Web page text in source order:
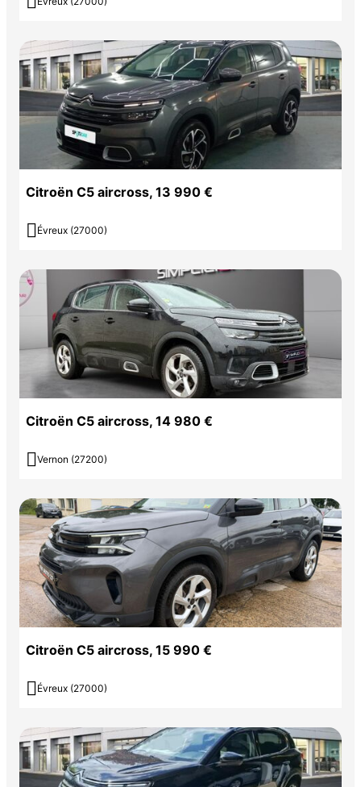
Citroën C5 aircross, 13 990 €
 Évreux (27000)
Citroën C5 aircross, 14 980 €
 Vernon (27200)
Citroën C5 aircross, 15 990 €
 Évreux (27000)